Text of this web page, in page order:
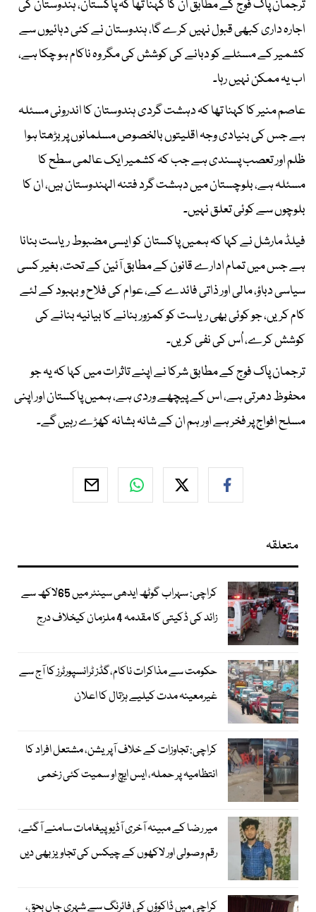
ترجمان پاک فوج کے مطابق ان کا کہنا تھا کہ پاکستان، ہندوستان کی
اجارہ داری کبھی قبول نہیں کرے گا، ہندوستان نے کئی دہائیوں سے
کشمیر کے مسئلے کو دبانے کی کوشش کی مگر وہ ناکام ہو چکا ہے،
اب یہ ممکن نہیں رہا۔
عاصم منیر کا کہنا تھا کہ دہشت گردی ہندوستان کا اندرونی مسئلہ
ہے جس کی بنیادی وجہ اقلیتوں بالخصوص مسلمانوں پر بڑھتا ہوا
ظلم اور تعصب پسندی ہے جب کہ کشمیر ایک عالمی سطح کا
مسئلہ ہے، بلوچستان میں دہشت گرد فتنہ الہندوستان ہیں، ان کا
بلوچوں سے کوئی تعلق نہیں۔
فیلڈ مارشل نے کہا کہ ہمیں پاکستان کو ایسی مضبوط ریاست بنانا
ہے جس میں تمام ادارے قانون کے مطابق آئین کے تحت، بغیر کسی
سیاسی دباؤ، مالی اور ذاتی فائدے کے، عوام کی فلاح و بہبود کے لئے
کام کریں، جو کوئی بھی ریاست کو کمزور بنانے کا بیانیہ بنانے کی
کوشش کرے، اُس کی نفی کریں۔
ترجمان پاک فوج کے مطابق شرکا نے اپنے تاثرات میں کہا کہ یہ جو
محفوظ دھرتی ہے، اس کے پیچھے وردی ہے، ہمیں پاکستان اور اپنی
مسلح افواج پر فخر ہے اور ہم ان کے شانہ بشانہ کھڑے رہیں گے۔
متعلقہ
کراچی: سہراب گوٹھ ایدھی سینٹر میں 65لاکھ سے
زائد کی ڈکیتی کا مقدمہ 4 ملزمان کیخلاف درج
حکومت سے مذاکرات ناکام،گڈز ٹرانسپورٹرز کا آج سے
غیرمعینہ مدت کیلیے ہڑتال کا اعلان
کراچی: تجاوزات کے خلاف آپریشن، مشتعل افراد کا
انتظامیہ پر حملہ، ایس ایچ او سمیت کئی زخمی
میر رضا کے مبینہ آخری آڈیو پیغامات سامنے آگئے،
رقم وصولی اور لاکھوں کے چیکس کی تجاویز بھی دیں
کراچی میں ڈاکوؤں کی فائرنگ سے شہری جاں بحق،